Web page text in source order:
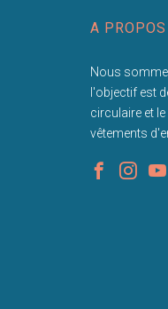
A PROPOS
Nous
l'objectif est
circulaire et
vêtements